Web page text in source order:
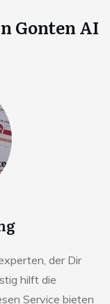
Gonten AI
der Dir
hilft die
Service bieten